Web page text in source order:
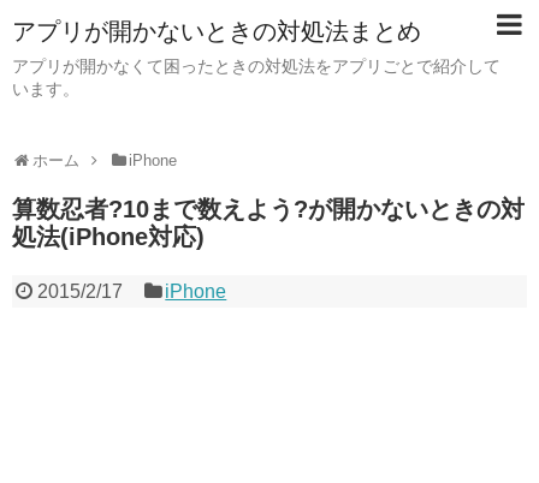
アプリが開かないときの対処法まとめ
アプリが開かなくて困ったときの対処法をアプリごとで紹介して
います。
ホーム iPhone
算数忍者?10まで数えよう?が開かないときの対
処法(iPhone対応)
2015/2/17 iPhone